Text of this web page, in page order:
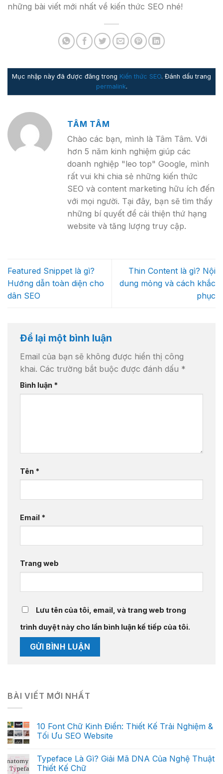
những bài viết mới nhất về kiến thức SEO nhé!
Mục nhập này đã được đăng trong Kiến thức SEO. Đánh dấu trang
permalink.
TÂM TÂM
Chào các bạn, mình là Tâm Tâm. Với
hơn 5 năm kinh nghiệm giúp các
doanh nghiệp "leo top" Google, mình
rất vui khi chia sẻ những kiến thức
SEO và content marketing hữu ích đến
với mọi người. Tại đây, bạn sẽ tìm thấy
những bí quyết để cải thiện thứ hạng
website và tăng lượng truy cập.
Featured Snippet là gì?
Hướng dẫn toàn diện cho
dân SEO
Thin Content là gì? Nội
dung mỏng và cách khắc
phục
Để lại một bình luận
Email của bạn sẽ không được hiển thị công
khai. Các trường bắt buộc được đánh dấu *
Bình luận *
Tên *
Email *
Trang web
Lưu tên của tôi, email, và trang web trong
trình duyệt này cho lần bình luận kế tiếp của tôi.
BÀI VIẾT MỚI NHẤT
10 Font Chữ Kinh Điển: Thiết Kế Trải Nghiệm &
Tối Ưu SEO Website
Typeface Là Gì? Giải Mã DNA Của Nghệ Thuật
Thiết Kế Chữ